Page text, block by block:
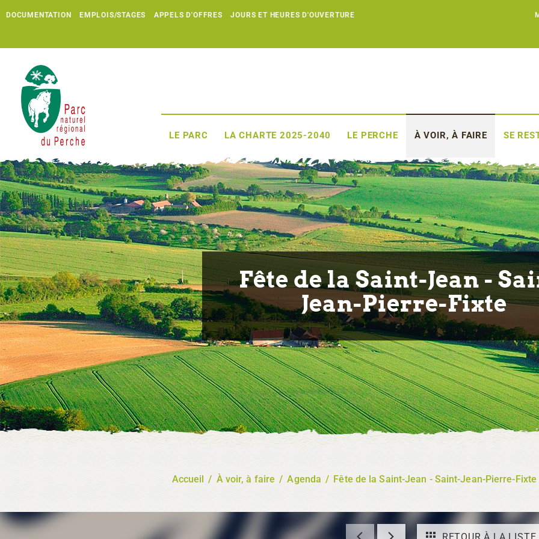
DOCUMENTATION EMPLOIS/STAGES APPELS D'OFFRES JOURS ET HEURES D'OUVERTURE
LE PARC LA CHARTE 2025-2040 LE PERCHE À VOIR, À FAIRE SE
Fête de la Saint-Jean -
Jean-Pierre-Fixte
Accueil / À voir, à faire / Agenda / Fête de la Saint-Jean - Saint-Jean-Pierre-Fixte
RETOUR À LA LISTE